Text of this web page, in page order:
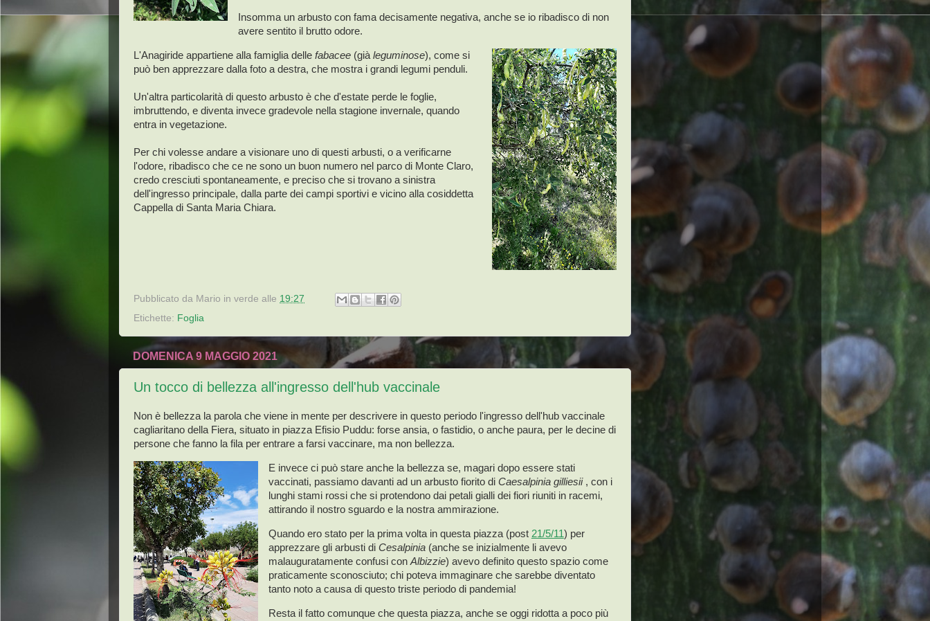
Insomma un arbusto con fama decisamente negativa, anche se io ribadisco di non
avere sentito il brutto odore.
L'Anagiride appartiene alla famiglia delle fabacee (già leguminose), come si
può ben apprezzare dalla foto a destra, che mostra i grandi legumi penduli.
Un'altra particolarità di questo arbusto è che d'estate perde le foglie,
imbruttendo, e diventa invece gradevole nella stagione invernale, quando
entra in vegetazione.
Per chi volesse andare a visionare uno di questi arbusti, o a verificarne
l'odore, ribadisco che ce ne sono un buon numero nel parco di Monte Claro,
credo cresciuti spontaneamente, e preciso che si trovano a sinistra
dell'ingresso principale, dalla parte dei campi sportivi e vicino alla cosiddetta
Cappella di Santa Maria Chiara.
Pubblicato da Mario in verde alle 19:27
Etichette: Foglia
DOMENICA 9 MAGGIO 2021
Un tocco di bellezza all'ingresso dell'hub vaccinale
Non è bellezza la parola che viene in mente per descrivere in questo periodo l'ingresso dell'hub vaccinale
cagliaritano della Fiera, situato in piazza Efisio Puddu: forse ansia, o fastidio, o anche paura, per le decine di
persone che fanno la fila per entrare a farsi vaccinare, ma non bellezza.
E invece ci può stare anche la bellezza se, magari dopo essere stati
vaccinati, passiamo davanti ad un arbusto fiorito di Caesalpinia gilliesii, con i
lunghi stami rossi che si protendono dai petali gialli dei fiori riuniti in racemi,
attirando il nostro sguardo e la nostra ammirazione.
Quando ero stato per la prima volta in questa piazza (post 21/5/11) per
apprezzare gli arbusti di Cesalpinia(anche se inizialmente li avevo
malauguratamente confusi con Albizzie) avevo definito questo spazio come
praticamente sconosciuto; chi poteva immaginare che sarebbe diventato
tanto noto a causa di questo triste periodo di pandemia!
Resta il fatto comunque che questa piazza, anche se oggi ridotta a poco più